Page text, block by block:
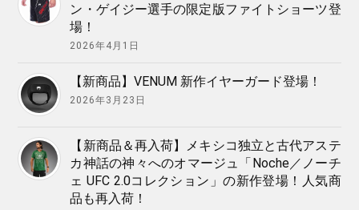
ン・ゲイジー選手の限定版ファイトショーツ登
場！
2026年4月1日
【新商品】VENUM 新作イヤーガード登場！
2026年3月23日
【新商品＆再入荷】メキシコ独立と古代アステ
カ神話の神々へのオマージュ「Noche／ノーチ
ェ UFC 2.0コレクション」の新作登場！人気商
品も再入荷！